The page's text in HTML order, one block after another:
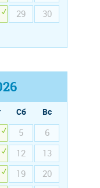
29
30
Сб
Вс
5
6
12
13
19
20